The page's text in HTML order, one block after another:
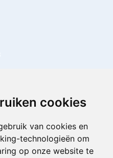
cookies
van cookies en
technologieën om
op onze website te